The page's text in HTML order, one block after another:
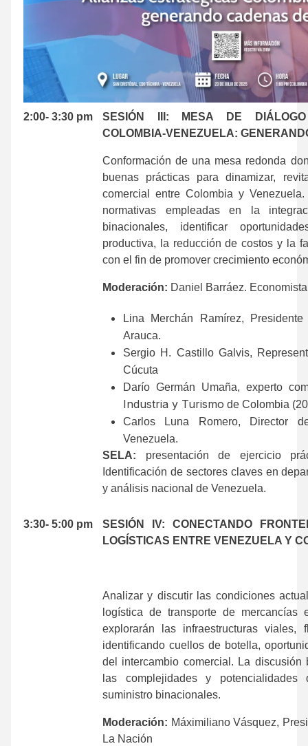
2:00- 3:30 pm
SESIÓN III: MESA DE DIÁLOGO
COLOMBIA-VENEZUELA:
Conformación de una mesa redonda
buenas prácticas para dinamizar,
comercial entre Colombia y
normativas empleadas en la
binacionales, identificar
productiva, la reducción de costos y la
con el fin de promover crecimiento
Moderación: Daniel Barráez.
Lina Merchán Ramírez,
Arauca.
Sergio H. Castillo Galvis,
Cúcuta
Darío Germán Umaña, experto
Industria y Turismo de Colombia
Carlos Luna Romero, Director
Venezuela.
SELA: presentación de ejercicio
Identificación de sectores claves en
y análisis nacional de Venezuela.
3:30- 5:00 pm
SESIÓN IV: CONECTANDO
LOGÍSTICAS ENTRE VENEZUELA Y
Analizar y discutir las condiciones
logística de transporte de mercancías
explorarán las infraestructuras viales,
identificando cuellos de botella,
del intercambio comercial. La
las complejidades y
suministro binacionales.
Moderación: Máximiliano Vásquez,
La Nación